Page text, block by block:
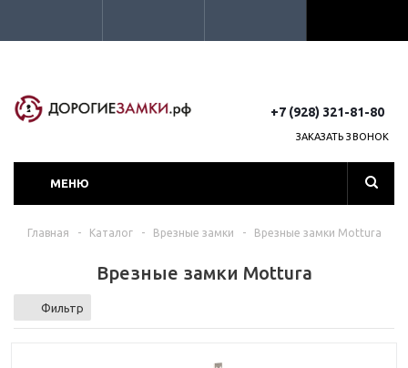
+7 (928) 321-81-80
ЗАКАЗАТЬ ЗВОНОК
МЕНЮ
Главная - Каталог - Врезные замки - Врезные замки Mottura
Врезные замки Mottura
Фильтр